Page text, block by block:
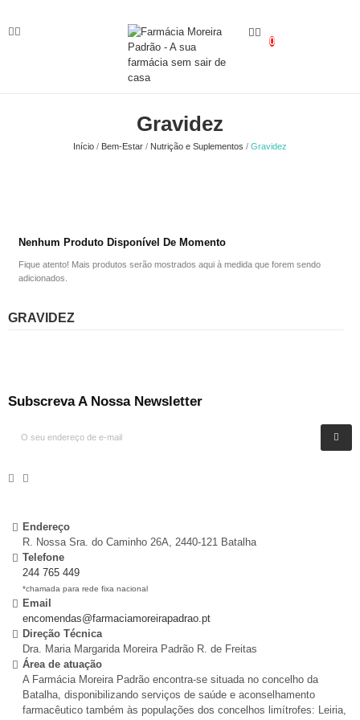
0
Gravidez
Início Bem-Estar Nutrição e Suplementos Gravidez
GRAVIDEZ
Nenhum Produto Disponível De Momento
Fique atento! Mais produtos serão mostrados aqui à medida que forem sendo
adicionados.
Subscreva A Nossa Newsletter
Endereço
R. Nossa Sra. do Caminho 26A, 2440-121 Batalha
Telefone
244 765 449
*chamada para rede fixa nacional
Email
encomendas@farmaciamoreirapadrao.pt
Direção Técnica
Dra. Maria Margarida Moreira Padrão R. de Freitas
Área de atuação
A Farmácia Moreira Padrão encontra-se situada no concelho da
Batalha, disponibilizando serviços de saúde e aconselhamento
farmacêutico também às populações dos concelhos limítrofes: Leiria,